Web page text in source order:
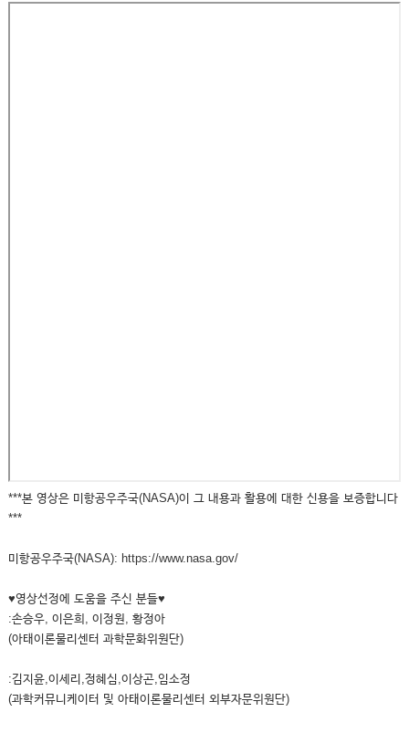
***본 영상은 미항공우주국(NASA)이 그 내용과 활용에 대한 신용을 보증합니다
***
미항공우주국(NASA): https://www.nasa.gov/
♥영상선정에 도움을 주신 분들♥
:손승우, 이은희, 이정원, 황정아
(아태이론물리센터 과학문화위원단)
:김지윤,이세리,정혜심,이상곤,임소정
(과학커뮤니케이터 및 아태이론물리센터 외부자문위원단)